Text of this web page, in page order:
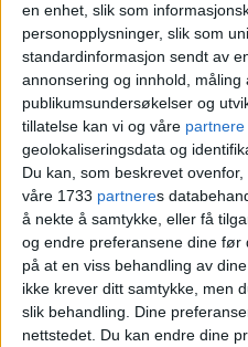
en enhet, slik som
personopplysninger, slik som
standardinformasjon sendt av
annonsering og innhold,
publikumsundersøkelser og
tillatelse kan vi og våre partnere
geolokaliseringsdata og
Du kan, som beskrevet
våre 1733 partneres
å nekte å samtykke, eller få
og endre preferansene dine før
på at en viss behandling av
ikke krever ditt samtykke, men
slik behandling. Dine
nettstedet. Du kan endre dine
Han donerte
til byen. De gikk
grunntanken
bomiljøer. Dette
filantroper